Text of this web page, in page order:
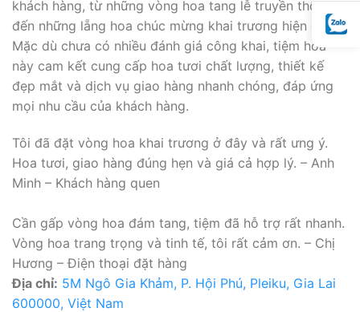
khách hàng, từ những vòng hoa tang lễ truyền thống
đến những lẵng hoa chúc mừng khai trương hiện đại.
Mặc dù chưa có nhiều đánh giá công khai, tiệm hoa
này cam kết cung cấp hoa tươi chất lượng, thiết kế
đẹp mắt và dịch vụ giao hàng nhanh chóng, đáp ứng
mọi nhu cầu của khách hàng.
Tôi đã đặt vòng hoa khai trương ở đây và rất ưng ý.
Hoa tươi, giao hàng đúng hẹn và giá cả hợp lý. – Anh
Minh – Khách hàng quen
Cần gấp vòng hoa đám tang, tiệm đã hỗ trợ rất nhanh.
Vòng hoa trang trọng và tinh tế, tôi rất cảm ơn. – Chị
Hương – Điện thoại đặt hàng
Địa chỉ: 5M Ngô Gia Khảm, P. Hội Phú, Pleiku, Gia Lai
600000, Việt Nam